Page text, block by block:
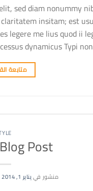
sed diam nonummy
insitam; est
legere me lius quod ii
dynamicus Typi
متابعة
Post
منشور فييناير 1, 2014